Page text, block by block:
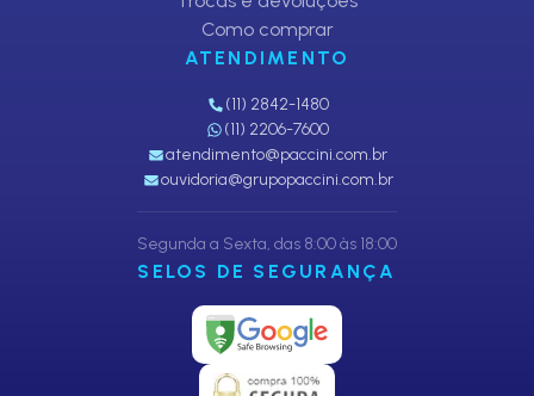
Como comprar
ATENDIMENTO
(11) 2842-1480
(11) 2206-7600
atendimento@paccini.com.br
ouvidoria@grupopaccini.com.br
Segunda a Sexta, das 8:00 às 18:00
SELOS DE SEGURANÇA